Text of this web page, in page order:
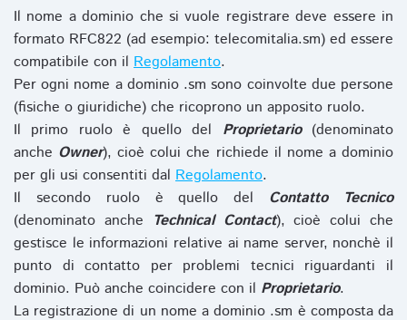
Il nome a dominio che si vuole registrare deve essere in
formato RFC822 (ad esempio: telecomitalia.sm) ed essere
compatibile con il Regolamento.
Per ogni nome a dominio .sm sono coinvolte due persone
(fisiche o giuridiche) che ricoprono un apposito ruolo.
Il primo ruolo è quello del Proprietario(denominato
anche Owner), cioè colui che richiede il nome a dominio
per gli usi consentiti dal Regolamento.
Il secondo ruolo è quello del Contatto Tecnico
(denominato anche Technical Contact), cioè colui che
gestisce le informazioni relative ai name server, nonchè il
punto di contatto per problemi tecnici riguardanti il
dominio. Può anche coincidere con il Proprietario.
La registrazione di un nome a dominio .sm è composta da